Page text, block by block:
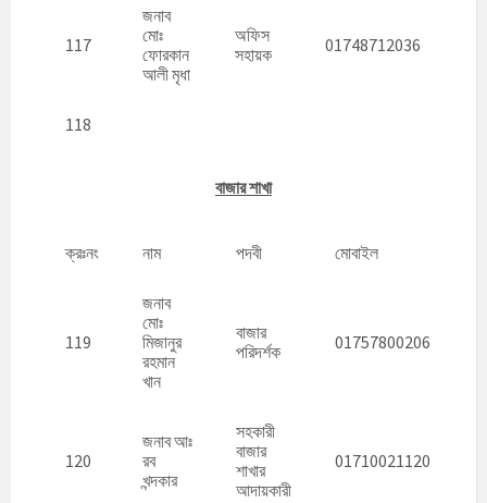
117
জনাব
মোঃ
ফোরকান
আলী মৃধা
অফিস
সহায়ক
01748712036
118
বাজার শাখা
ক্রঃনং নাম পদবী মোবাইল
119
জনাব
মোঃ
মিজানুর
রহমান
খান
বাজার
পরিদর্শক
01757800206
120
জনাব আঃ
রব
খন্দকার
সহকারী
বাজার
শাখার
আদায়কারী
01710021120